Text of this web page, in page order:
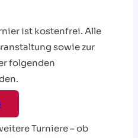
ist kostenfrei. Alle
sowie zur
folgenden
Turniere – ob